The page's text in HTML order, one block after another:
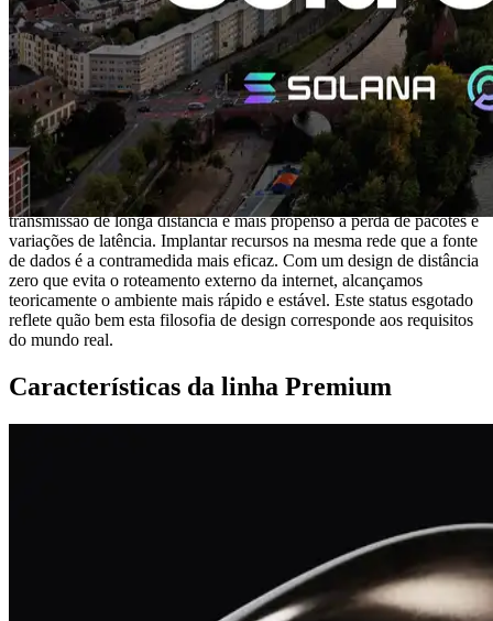
que se traduz diretamente em ambientes estáveis e rápidos. Esta é
uma razão fundamental pela qual Frankfurt é tão popular entre os
clientes orientados para o desempenho.
Além disso, Frankfurt é geograficamente central na Europa e tem
sido o lar de grandes data centers. Com grandes trocas financeiras e
IX instalações, a região fornece as condições para minimizar a
distância física da rede e reduzir a latência. Para cargas de trabalho
como Solana, onde o desempenho em tempo real é crítico, não há
melhor localização.
ShredStream oferece streaming UDP ultra-alta velocidade, mas
transmissão de longa distância é mais propenso a perda de pacotes e
variações de latência. Implantar recursos na mesma rede que a fonte
de dados é a contramedida mais eficaz. Com um design de distância
zero que evita o roteamento externo da internet, alcançamos
teoricamente o ambiente mais rápido e estável. Este status esgotado
reflete quão bem esta filosofia de design corresponde aos requisitos
do mundo real.
Características da linha Premium